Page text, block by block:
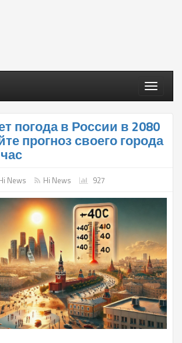
Toggle
погода в России в 2080
прогноз своего города
News Hi News 927